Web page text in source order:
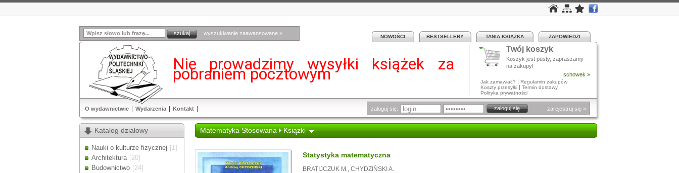
wyszukiwanie zaawansowane »
NOWOŚCI BESTSELLERY TANIA KSIĄŻKA ZAPOWIEDZI
Nie prowadzimy wysyłki książek za
pobraniem pocztowym
Twój koszyk
Koszyk jest pusty, zapraszamy
na zakupy!
schowek »
Jak zamawiać? | Regulamin zakupów
Koszty przesyłki | Termin dostawy
Polityka prywatności
O wydawnictwie Wydarzenia Kontakt zaloguj się: zarejestruj się »
Katalog działowy
Nauki o kulturze fizycznej [1]
Architektura [20]
Budownictwo [24]
Matematyka Stosowana Książki
Statystyka matematyczna
BRATIJCZUK M., CHYDZIŃSKI A.